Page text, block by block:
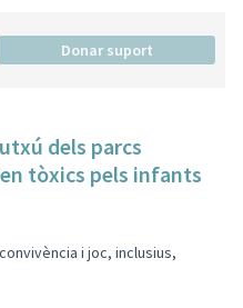
Donar suport
dels parcs
i joc, inclusius,